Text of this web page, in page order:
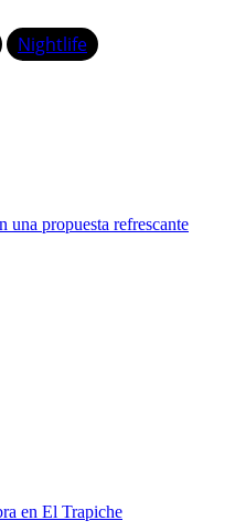
Nightlife
propuesta refrescante
en El Trapiche